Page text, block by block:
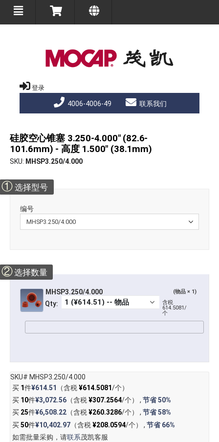
登录
4006-4006-49 联系我们
硅胶空心锥塞 3.250-4.000" (82.6-
101.6mm) - 高度 1.500" (38.1mm)
SKU MHSP3.250/4.000
① 选择型号
编号
②选择数量
MHSP3.250/4.000 (物品 × 1)
Qty:
含税
614.5081/
个
SKU# MHSP3.250/4.000
买 1件¥614.51 （含税¥614.5081/个）
买 10件¥3,072.56（含税¥307.2564/个） , 节省50%
买 25件¥6,508.22（含税¥260.3286/个） , 节省58%
买50件¥10,402.97（含税¥208.0594/个） , 节省66%
如需批量采购，请联系茂凯客服